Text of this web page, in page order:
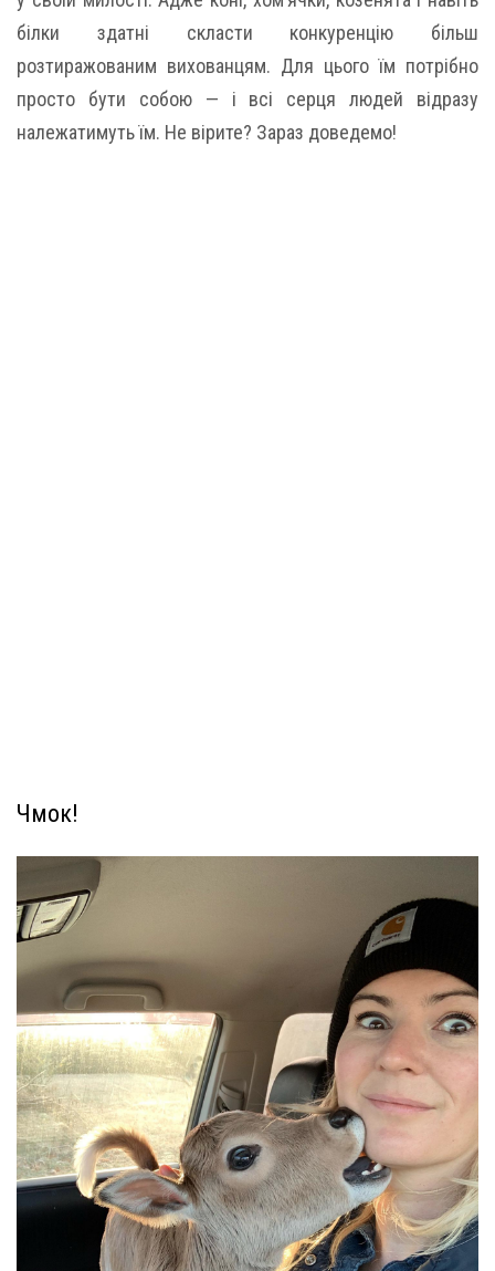
білки здатні скласти конкуренцію більш
розтиражованим вихованцям. Для цього їм потрібно
просто бути собою — і всі серця людей відразу
належатимуть їм. Не вірите? Зараз доведемо!
Чмок!